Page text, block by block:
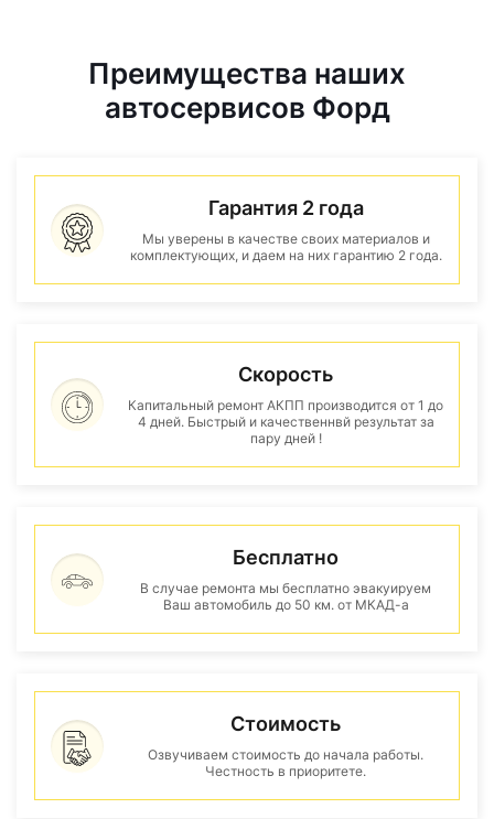
Преимущества наших
автосервисов Форд
Гарантия 2 года
Мы уверены в качестве своих материалов и
комплектующих, и даем на них гарантию 2 года.
Скорость
Капитальный ремонт АКПП производится от 1 до
4 дней. Быстрый и качественнвй результат за
пару дней !
Бесплатно
В случае ремонта мы бесплатно эвакуируем
Ваш автомобиль до 50 км. от МКАД-а
Стоимость
Озвучиваем стоимость до начала работы.
Честность в приоритете.